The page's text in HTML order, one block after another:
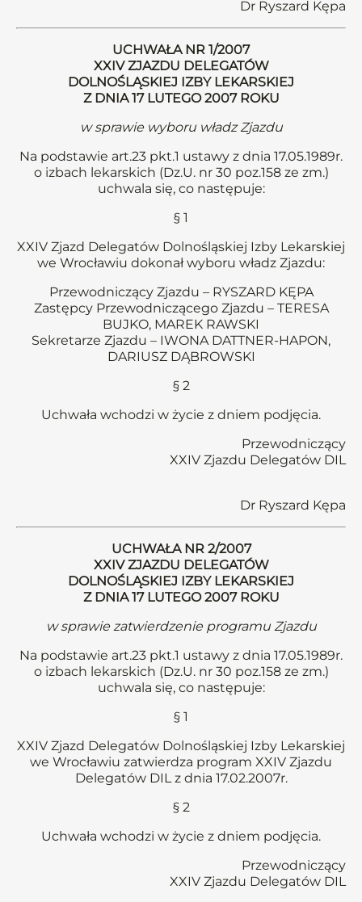
Dr Ryszard Kępa
UCHWAŁA NR 1/2007
XXIV ZJAZDU DELEGATÓW
DOLNOŚLĄSKIEJ IZBY LEKARSKIEJ
Z DNIA 17 LUTEGO 2007 ROKU
w sprawie wyboru władz Zjazdu
Na podstawie art.23 pkt.1 ustawy z dnia 17.05.1989r.
o izbach lekarskich (Dz.U. nr 30 poz.158 ze zm.)
uchwala się, co następuje:
§ 1
XXIV Zjazd Delegatów Dolnośląskiej Izby Lekarskiej
we Wrocławiu dokonał wyboru władz Zjazdu:
Przewodniczący Zjazdu – RYSZARD KĘPA
Zastępcy Przewodniczącego Zjazdu – TERESA
BUJKO, MAREK RAWSKI
Sekretarze Zjazdu – IWONA DATTNER-HAPON,
DARIUSZ DĄBROWSKI
§ 2
Uchwała wchodzi w życie z dniem podjęcia.
Przewodniczący
XXIV Zjazdu Delegatów DIL
Dr Ryszard Kępa
UCHWAŁA NR 2/2007
XXIV ZJAZDU DELEGATÓW
DOLNOŚLĄSKIEJ IZBY LEKARSKIEJ
Z DNIA 17 LUTEGO 2007 ROKU
w sprawie zatwierdzenie programu Zjazdu
Na podstawie art.23 pkt.1 ustawy z dnia 17.05.1989r.
o izbach lekarskich (Dz.U. nr 30 poz.158 ze zm.)
uchwala się, co następuje:
§ 1
XXIV Zjazd Delegatów Dolnośląskiej Izby Lekarskiej
we Wrocławiu zatwierdza program XXIV Zjazdu
Delegatów DIL z dnia 17.02.2007r.
§ 2
Uchwała wchodzi w życie z dniem podjęcia.
Przewodniczący
XXIV Zjazdu Delegatów DIL